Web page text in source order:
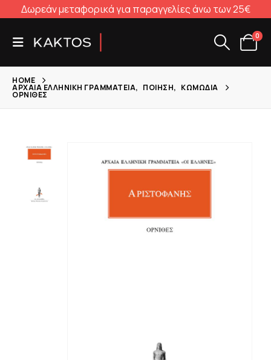
Δωρεάν μεταφορικά για παραγγελίες άνω των 25€
0
HOME
ΑΡΧΑΊΑ ΕΛΛΗΝΙΚΉ ΓΡΑΜΜΑΤΕΊΑ, ΠΟΊΗΣΗ, ΚΩΜΩΔΊΑ
ΌΡΝΙΘΕΣ